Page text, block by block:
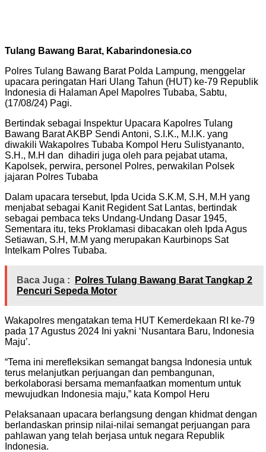
Tulang Bawang Barat, Kabarindonesia.co
Polres Tulang Bawang Barat Polda Lampung, menggelar
upacara peringatan Hari Ulang Tahun (HUT) ke-79 Republik
Indonesia di Halaman Apel Mapolres Tubaba, Sabtu,
(17/08/24) Pagi.
Bertindak sebagai Inspektur Upacara Kapolres Tulang
Bawang Barat AKBP Sendi Antoni, S.I.K., M.I.K. yang
diwakili Wakapolres Tubaba Kompol Heru Sulistyananto,
S.H., M.H dan dihadiri juga oleh para pejabat utama,
Kapolsek, perwira, personel Polres, perwakilan Polsek
jajaran Polres Tubaba
Dalam upacara tersebut, Ipda Ucida S.K.M, S.H, M.H yang
menjabat sebagai Kanit Regident Sat Lantas, bertindak
sebagai pembaca teks Undang-Undang Dasar 1945,
Sementara itu, teks Proklamasi dibacakan oleh Ipda Agus
Setiawan, S.H, M.M yang merupakan Kaurbinops Sat
Intelkam Polres Tubaba.
Baca Juga :
Polres Tulang Bawang Barat Tangkap 2
Pencuri Sepeda Motor
Wakapolres mengatakan tema HUT Kemerdekaan RI ke-79
pada 17 Agustus 2024 Ini yakni ‘Nusantara Baru, Indonesia
Maju’.
“Tema ini merefleksikan semangat bangsa Indonesia untuk
terus melanjutkan perjuangan dan pembangunan,
berkolaborasi bersama memanfaatkan momentum untuk
mewujudkan Indonesia maju,” kata Kompol Heru
Pelaksanaan upacara berlangsung dengan khidmat dengan
berlandaskan prinsip nilai-nilai semangat perjuangan para
pahlawan yang telah berjasa untuk negara Republik
Indonesia.